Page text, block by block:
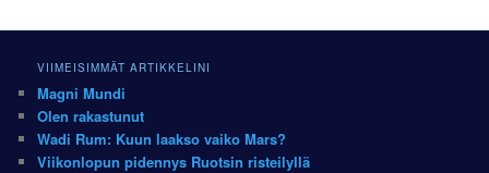
VIIMEISIMMÄT ARTIKKELINI
Magni Mundi
Olen rakastunut
Wadi Rum: Kuun laakso vaiko Mars?
Viikonlopun pidennys Ruotsin risteilyllä